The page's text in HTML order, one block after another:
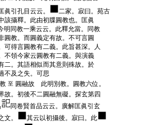
眞引孔目云云。
二家。寂曰。苑古
該攝釋。此由初牒圓教也。匡眞
明同教一乘云云。此釋允當。同教
圓教。而圓義定有故。不可言圓
可得言圓教有二義。此旨甚深。人
不領今家云圓教有二義。與演義
二。其語相似而其意則殊故。於
不及之失。可思
至 圓融故 此明別教。圓教六位。
故。初後不二圓融無礙。探玄第四
同卷賢首品云云。廣解匡眞引玄
文。
其云以初攝後。寂曰。此